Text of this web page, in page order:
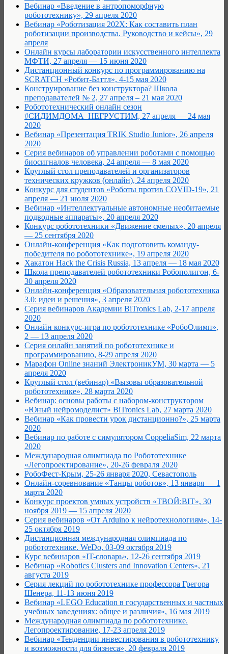
Вебинар «Введение в антропоморфную
робототехнику», 29 апреля 2020
Вебинар «Роботизация 202Х: Как составить план
роботизации производства. Руководство и кейсы», 29
апреля
Онлайн курсы лаборатории искусственного интеллекта
МФТИ, 27 апреля — 15 июня 2020
Дистанционный конкурс по программированию на
SCRATCH «Робит-Баттл», 4-15 мая 2020
Конструирование без конструктора? Школа
преподавателей № 2, 27 апреля – 21 мая 2020
Робототехнический онлайн сезон
#СИДИМДОМА_НЕГРУСТИМ, 27 апреля — 24 мая
2020
Вебинар «Презентация TRIK Studio Junior», 26 апреля
2020
Cерия вебинаров об управлении роботами с помощью
биосигналов человека, 24 апреля — 8 мая 2020
Круглый стол преподавателей и организаторов
технических кружков (онлайн), 24 апреля 2020
Конкурс для студентов «Роботы против COVID-19», 21
апреля — 21 июля 2020
Вебинар «Интеллектуальные автономные необитаемые
подводные аппараты», 20 апреля 2020
Конкурс робототехники «Движение смелых», 20 апреля
— 25 сентября 2020
Онлайн-конференция «Как подготовить команду-
победителя по робототехнике», 19 апреля 2020
Хакатон Hack the Crisis Russia, 13 апреля — 18 мая 2020
Школа преподавателей робототехники Робополигон, 6-
30 апреля 2020
Онлайн-конференция «Образовательная робототехника
3.0: идеи и решения», 3 апреля 2020
Серия вебинаров Академии BiTronics Lab, 2-17 апреля
2020
Онлайн конкурс-игра по робототехнике «РобоОлимп»,
2 — 13 апреля 2020
Серия онлайн занятий по робототехнике и
программированию, 8-29 апреля 2020
Марафон Online знаний ЭлектроникУМ, 30 марта — 5
апреля 2020
Круглый стол (вебинар) «Вызовы образовательной
робототехнике», 28 марта 2020
Вебинар: основы работы с набором-конструктором
«Юный нейромоделист» BiTronics Lab, 27 марта 2020
Вебинар «Как провести урок дистанционно?», 25 марта
2020
Вебинар по работе с симулятором CoppeliaSim, 22 марта
2020
Международная олимпиада по Робототехнике
«Легопроектирование», 20-26 февраля 2020
РобоФест-Крым, 25-26 января 2020, Севастополь
Онлайн-соревнование «Танцы роботов», 13 января — 1
марта 2020
Конкурс проектов умных устройств «ТВОЙ:BIT», 30
ноября 2019 — 15 апреля 2020
Серия вебинаров «От Arduino к нейротехнологиям», 14-
25 октября 2019
Дистанционная международная олимпиада по
робототехнике. WeDo, 03-09 октября 2019
Курс вебинаров «IT-словарь», 12-26 сентября 2019
Вебинар «Robotics Clusters and Innovation Centers», 21
августа 2019
Серия лекций по робототехнике профессора Грегора
Шенера, 11-13 июня 2019
Вебинар «LEGO Education в государственных и частных
учебных заведениях: общее и различия», 16 мая 2019
Международная олимпиада по робототехнике.
Легопроектирование, 17-23 апреля 2019
Вебинар «Тенденции инвестирования в робототехнику
и возможности для бизнеса», 20 февраля 2019